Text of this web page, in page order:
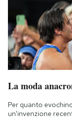
La moda
Per quanto
un'invenzione